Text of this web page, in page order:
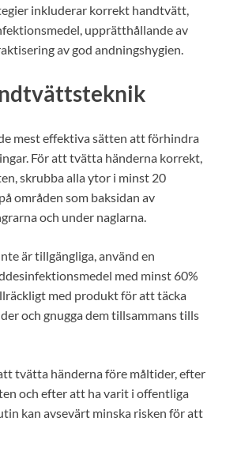
inkluderar korrekt handtvätt,
upprätthållande av
av god andningshygien.
mest effektiva sätten att förhindra
För att tvätta händerna korrekt,
skrubba alla ytor i minst 20
områden som baksidan av
och under naglarna.
är tillgängliga, använd en
med minst 60%
med produkt för att täcka
och gnugga dem tillsammans tills
tvätta händerna före måltider, efter
och efter att ha varit i offentliga
kan avsevärt minska risken för att